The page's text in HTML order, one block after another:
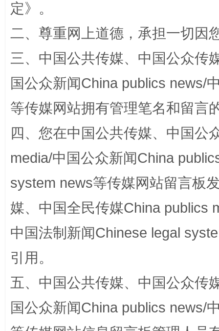
国家大学科技园优化重塑工作
扯下公款旅游的“隐身衣” 如何以
定》。
二、尊重网上道德，承担一切因
三、中国公共传媒、中国公众传
国公众新闻China publics news/
等传媒网站拥有管理笔名和留言
四、您在中国公共传媒、中国公
media/中国公众新闻China
system news等传媒网站留言板
媒、中国全民传媒China publics
中国法制新闻Chinese legal
引用。
五、中国公共传媒、中国公众传
国公众新闻China publics news/